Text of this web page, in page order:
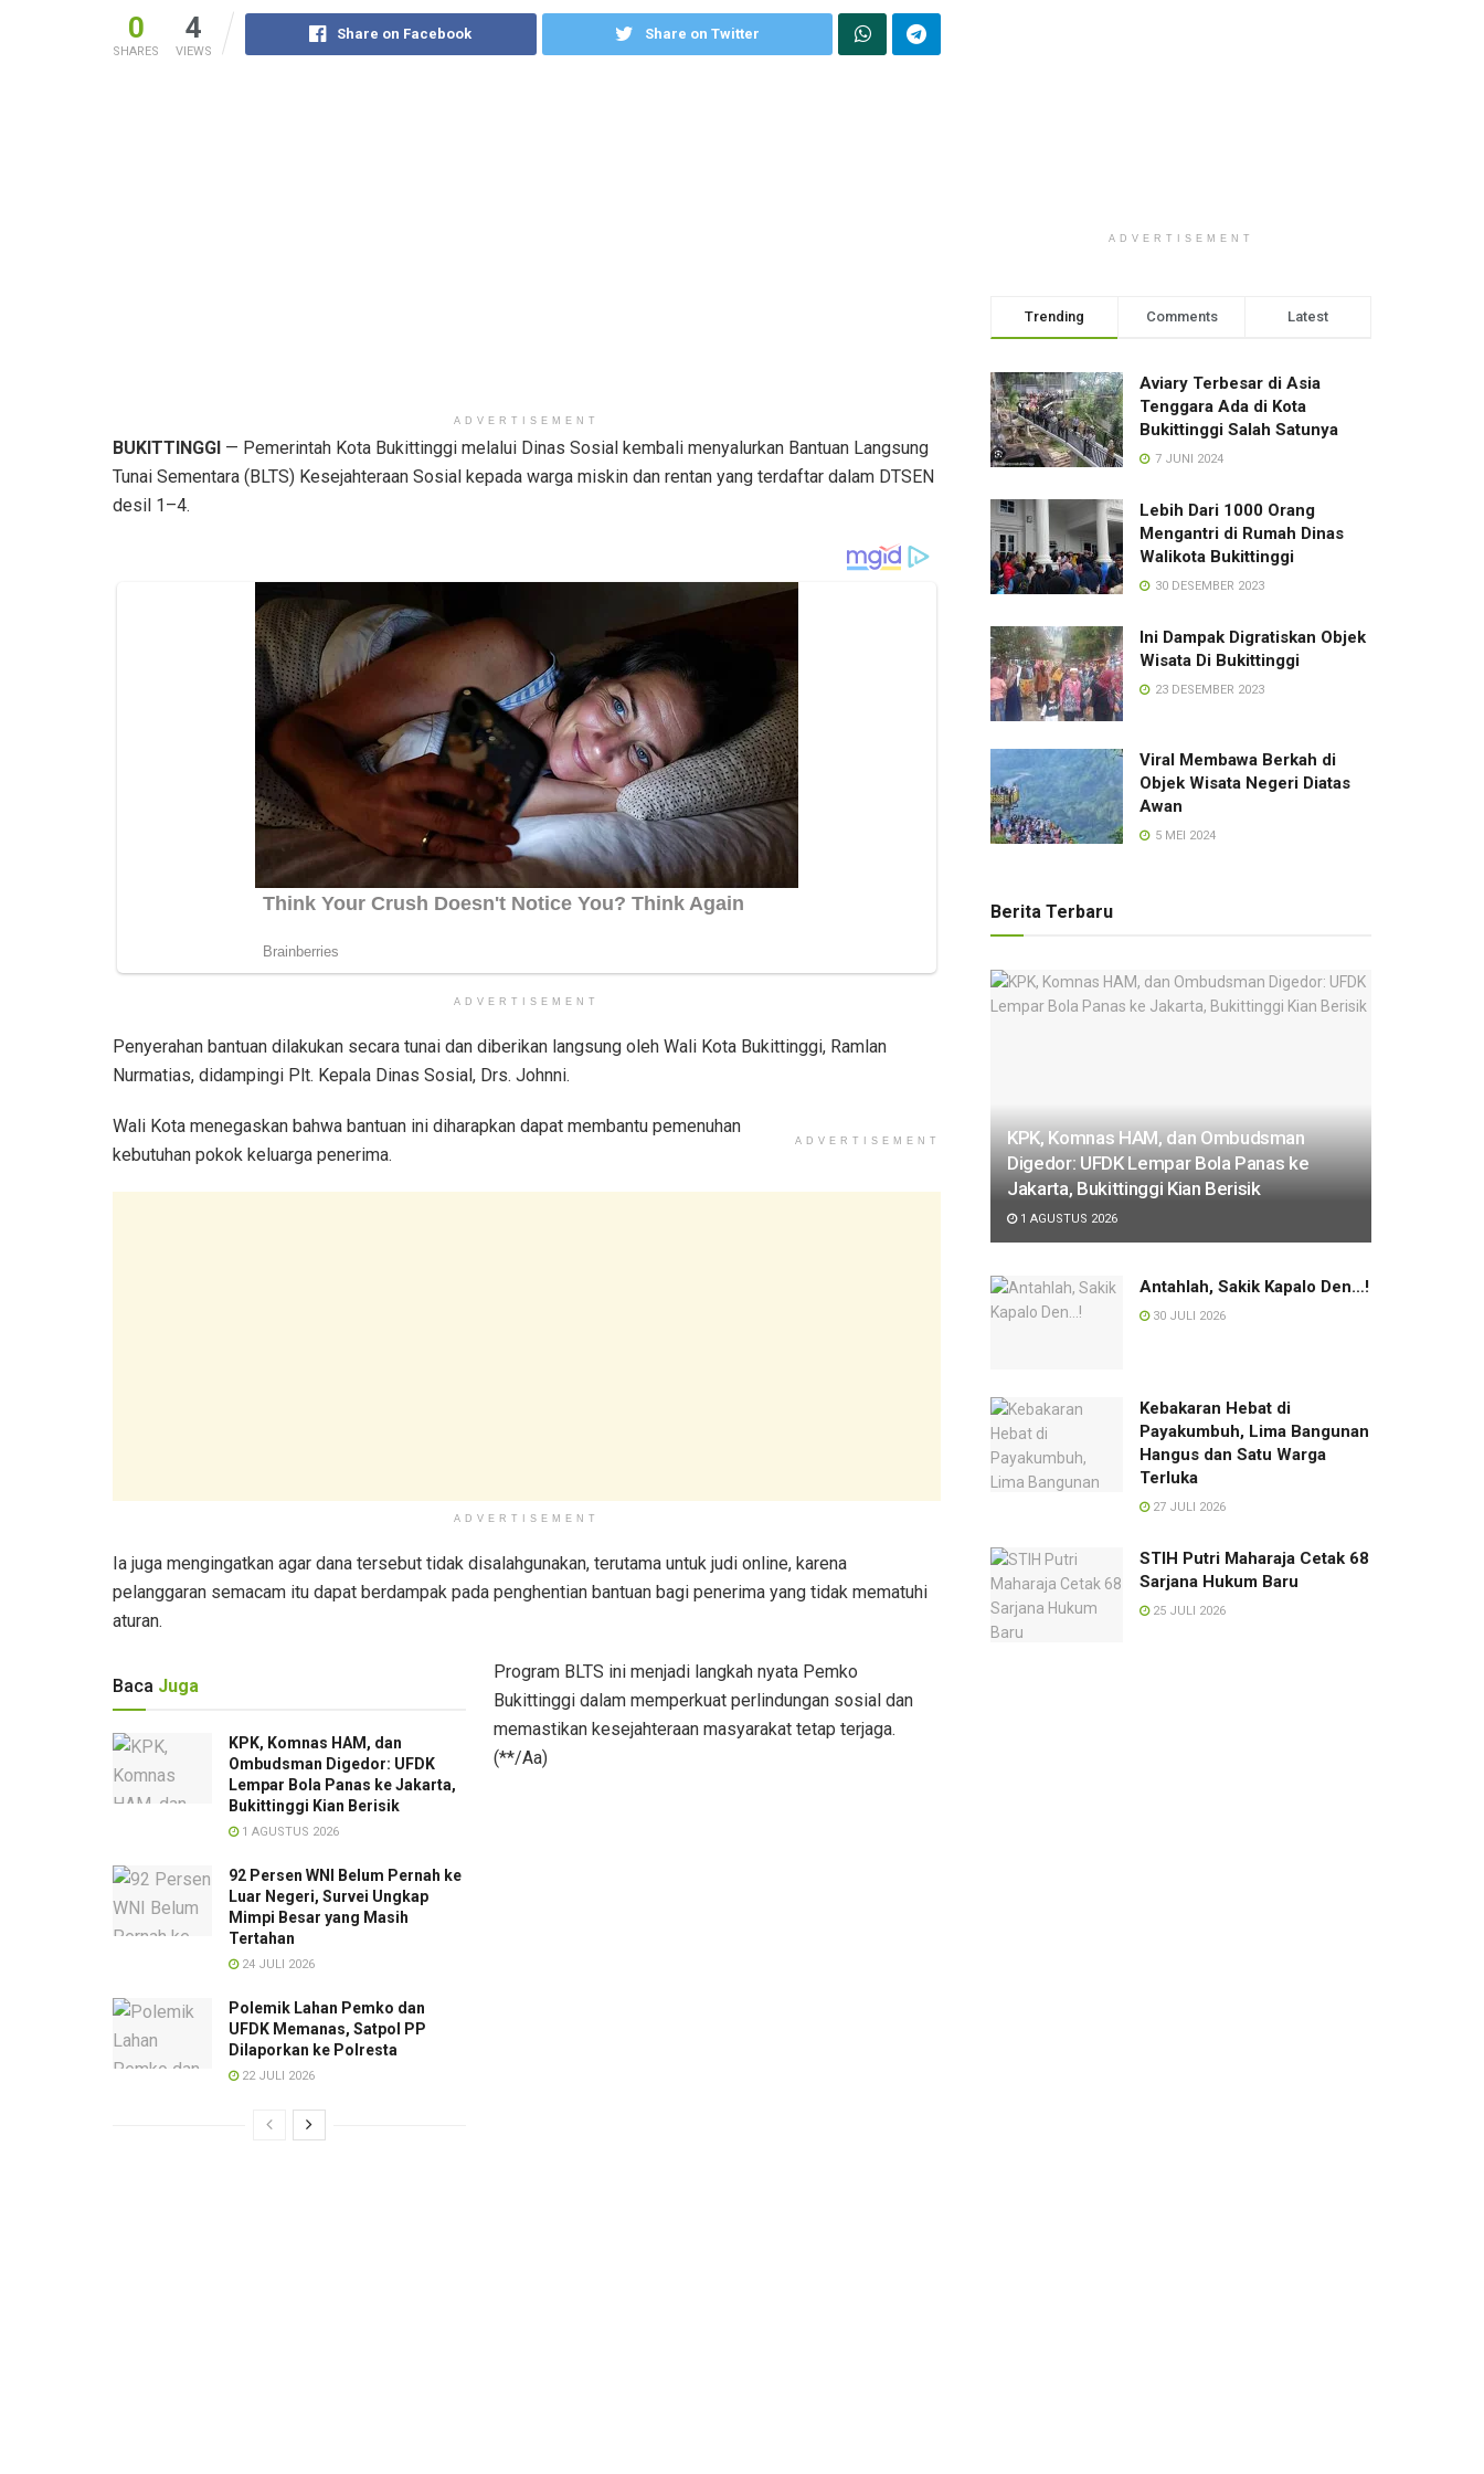
0
SHARES
4
VIEWS
Share on Facebook Share on Twitter
ADVERTISEMENT
BUKITTINGGI — Pemerintah Kota Bukittinggi melalui Dinas Sosial kembali menyalurkan Bantuan Langsung
Tunai Sementara (BLTS) Kesejahteraan Sosial kepada warga miskin dan rentan yang terdaftar dalam DTSEN
desil 1–4.
ADVERTISEMENT
Penyerahan bantuan dilakukan secara tunai dan diberikan langsung oleh Wali Kota Bukittinggi, Ramlan
Nurmatias, didampingi Plt. Kepala Dinas Sosial, Drs. Johnni.
ADVERTISEMENT
Wali Kota menegaskan bahwa bantuan ini diharapkan dapat membantu pemenuhan
kebutuhan pokok keluarga penerima.
ADVERTISEMENT
Ia juga mengingatkan agar dana tersebut tidak disalahgunakan, terutama untuk judi online, karena
pelanggaran semacam itu dapat berdampak pada penghentian bantuan bagi penerima yang tidak mematuhi
aturan.
Baca Juga
KPK, Komnas HAM, dan
Ombudsman Digedor: UFDK
Lempar Bola Panas ke Jakarta,
Bukittinggi Kian Berisik
1 AGUSTUS 2026
92 Persen WNI Belum Pernah ke
Luar Negeri, Survei Ungkap
Mimpi Besar yang Masih
Tertahan
24 JULI 2026
Polemik Lahan Pemko dan
UFDK Memanas, Satpol PP
Dilaporkan ke Polresta
22 JULI 2026
Program BLTS ini menjadi langkah nyata Pemko
Bukittinggi dalam memperkuat perlindungan sosial dan
memastikan kesejahteraan masyarakat tetap terjaga.
(**/Aa)
ADVERTISEMENT
Trending Comments Latest
Aviary Terbesar di Asia
Tenggara Ada di Kota
Bukittinggi Salah Satunya
7 JUNI 2024
Lebih Dari 1000 Orang
Mengantri di Rumah Dinas
Walikota Bukittinggi
30 DESEMBER 2023
Ini Dampak Digratiskan Objek
Wisata Di Bukittinggi
23 DESEMBER 2023
Viral Membawa Berkah di
Objek Wisata Negeri Diatas
Awan
5 MEI 2024
Berita Terbaru
KPK, Komnas HAM, dan Ombudsman
Digedor: UFDK Lempar Bola Panas ke
Jakarta, Bukittinggi Kian Berisik
1 AGUSTUS 2026
Antahlah, Sakik Kapalo Den…!
30 JULI 2026
Kebakaran Hebat di
Payakumbuh, Lima Bangunan
Hangus dan Satu Warga
Terluka
27 JULI 2026
STIH Putri Maharaja Cetak 68
Sarjana Hukum Baru
25 JULI 2026